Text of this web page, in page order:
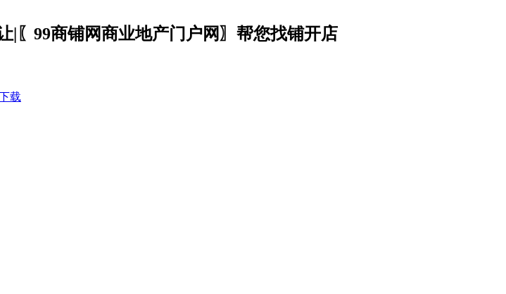
|〖99商铺网商业地产门户网〗帮您找铺开店